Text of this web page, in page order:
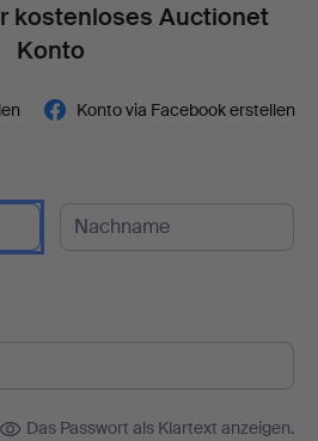
kostenloses Auctionet
Konto
Konto via Facebook erstellen
Das Passwort als Klartext anzeigen.